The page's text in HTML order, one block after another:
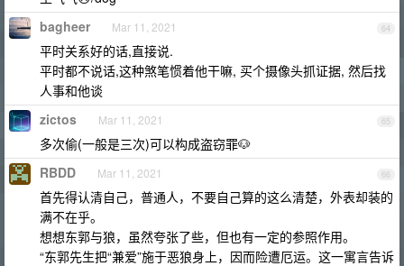
64
bagheer Mar 11, 2021
平时关系好的话,直接说.
平时都不说话,这种煞笔惯着他干嘛, 买个摄像头抓证据, 然后找
人事和他谈
65
zictos Mar 11, 2021
多次偷(一般是三次)可以构成盗窃罪🐶
66
RBDD Mar 11, 2021
首先得认清自己，普通人，不要自己算的这么清楚，外表却装的
满不在乎。
想想东郭与狼，虽然夸张了些，但也有一定的参照作用。
“东郭先生把“兼爱”施于恶狼身上，因而险遭厄运。这一寓言告诉